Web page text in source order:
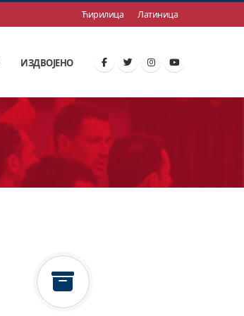
Ћирилица Латиница
ИЗДВОЈЕНО